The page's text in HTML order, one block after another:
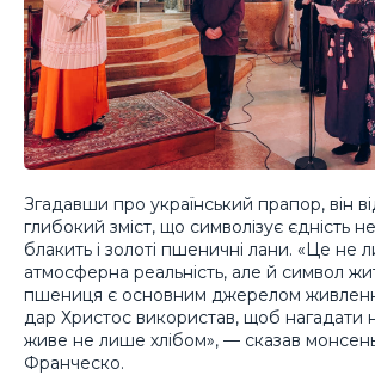
Згадавши про український прапор, він
глибокий зміст, що символізує єдність
блакить і золоті пшеничні лани. «Це не
атмосферна реальність, але й символ
пшениця є основним джерелом
дар Христос використав, щоб нагадати
живе не лише хлібом», — сказав
Франческо.